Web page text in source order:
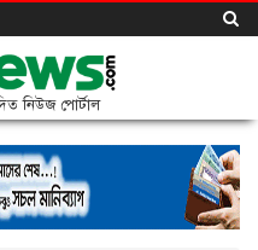
নিউজ পোর্টাল